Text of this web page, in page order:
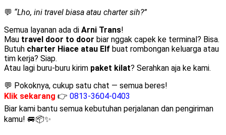
💬 “Lho, ini travel biasa atau charter sih?”
Semua layanan ada di Arni Trans!
Mau travel door to door biar nggak capek ke terminal? Bisa.
Butuh charter Hiace atau Elf buat rombongan keluarga atau
tim kerja? Siap.
Atau lagi buru-buru kirim paket kilat? Serahkan aja ke kami.
💬 Pokoknya, cukup satu chat — semua beres!
Klik sekarang 👉 0813-3604-0403
Biar kami bantu semua kebutuhan perjalanan dan pengiriman
kamu! 🚐📦✨